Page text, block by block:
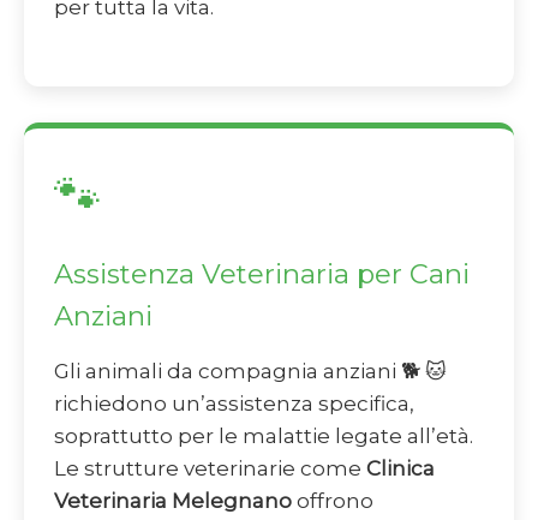
per tutta la vita.
🐾
Assistenza Veterinaria per Cani
Anziani
Gli animali da compagnia anziani 🐕 🐱
richiedono un’assistenza specifica,
soprattutto per le malattie legate all’età.
Le strutture veterinarie come Clinica
Veterinaria Melegnano offrono